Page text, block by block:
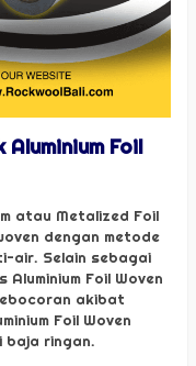
Foil
atau Metalized Foil
dengan metode
air. Selain sebagai
Foil Woven
akibat
Foil Woven
baja ringan.